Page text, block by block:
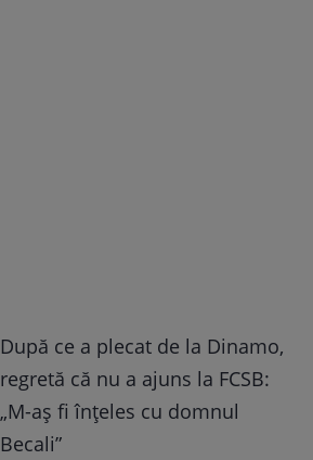
După ce a plecat de la Dinamo,
regretă că nu a ajuns la FCSB:
„M-aș fi înțeles cu domnul
Becali”